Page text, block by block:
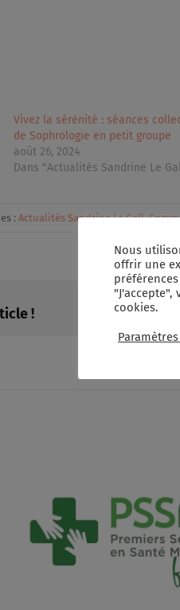
Vivez la sérénité : séances
de Sophrologie en petit groupe
août 26, 2024
Dans "Actualités Sandrine Le
: Actualités Sandrine Le Gall,
!
Nous
offrir une
"J'accepte",
cookies.